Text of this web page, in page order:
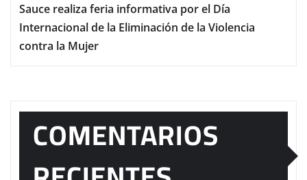
Sauce realiza feria informativa por el Día
Internacional de la Eliminación de la Violencia
contra la Mujer
COMENTARIOS